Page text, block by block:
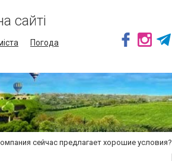
сайті
Погода
сейчас предлагает хорошие условия?